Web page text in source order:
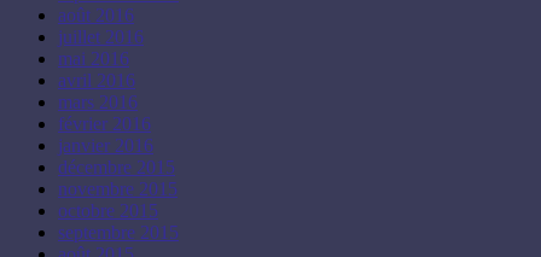
août 2016
juillet 2016
mai 2016
avril 2016
mars 2016
février 2016
janvier 2016
décembre 2015
novembre 2015
octobre 2015
septembre 2015